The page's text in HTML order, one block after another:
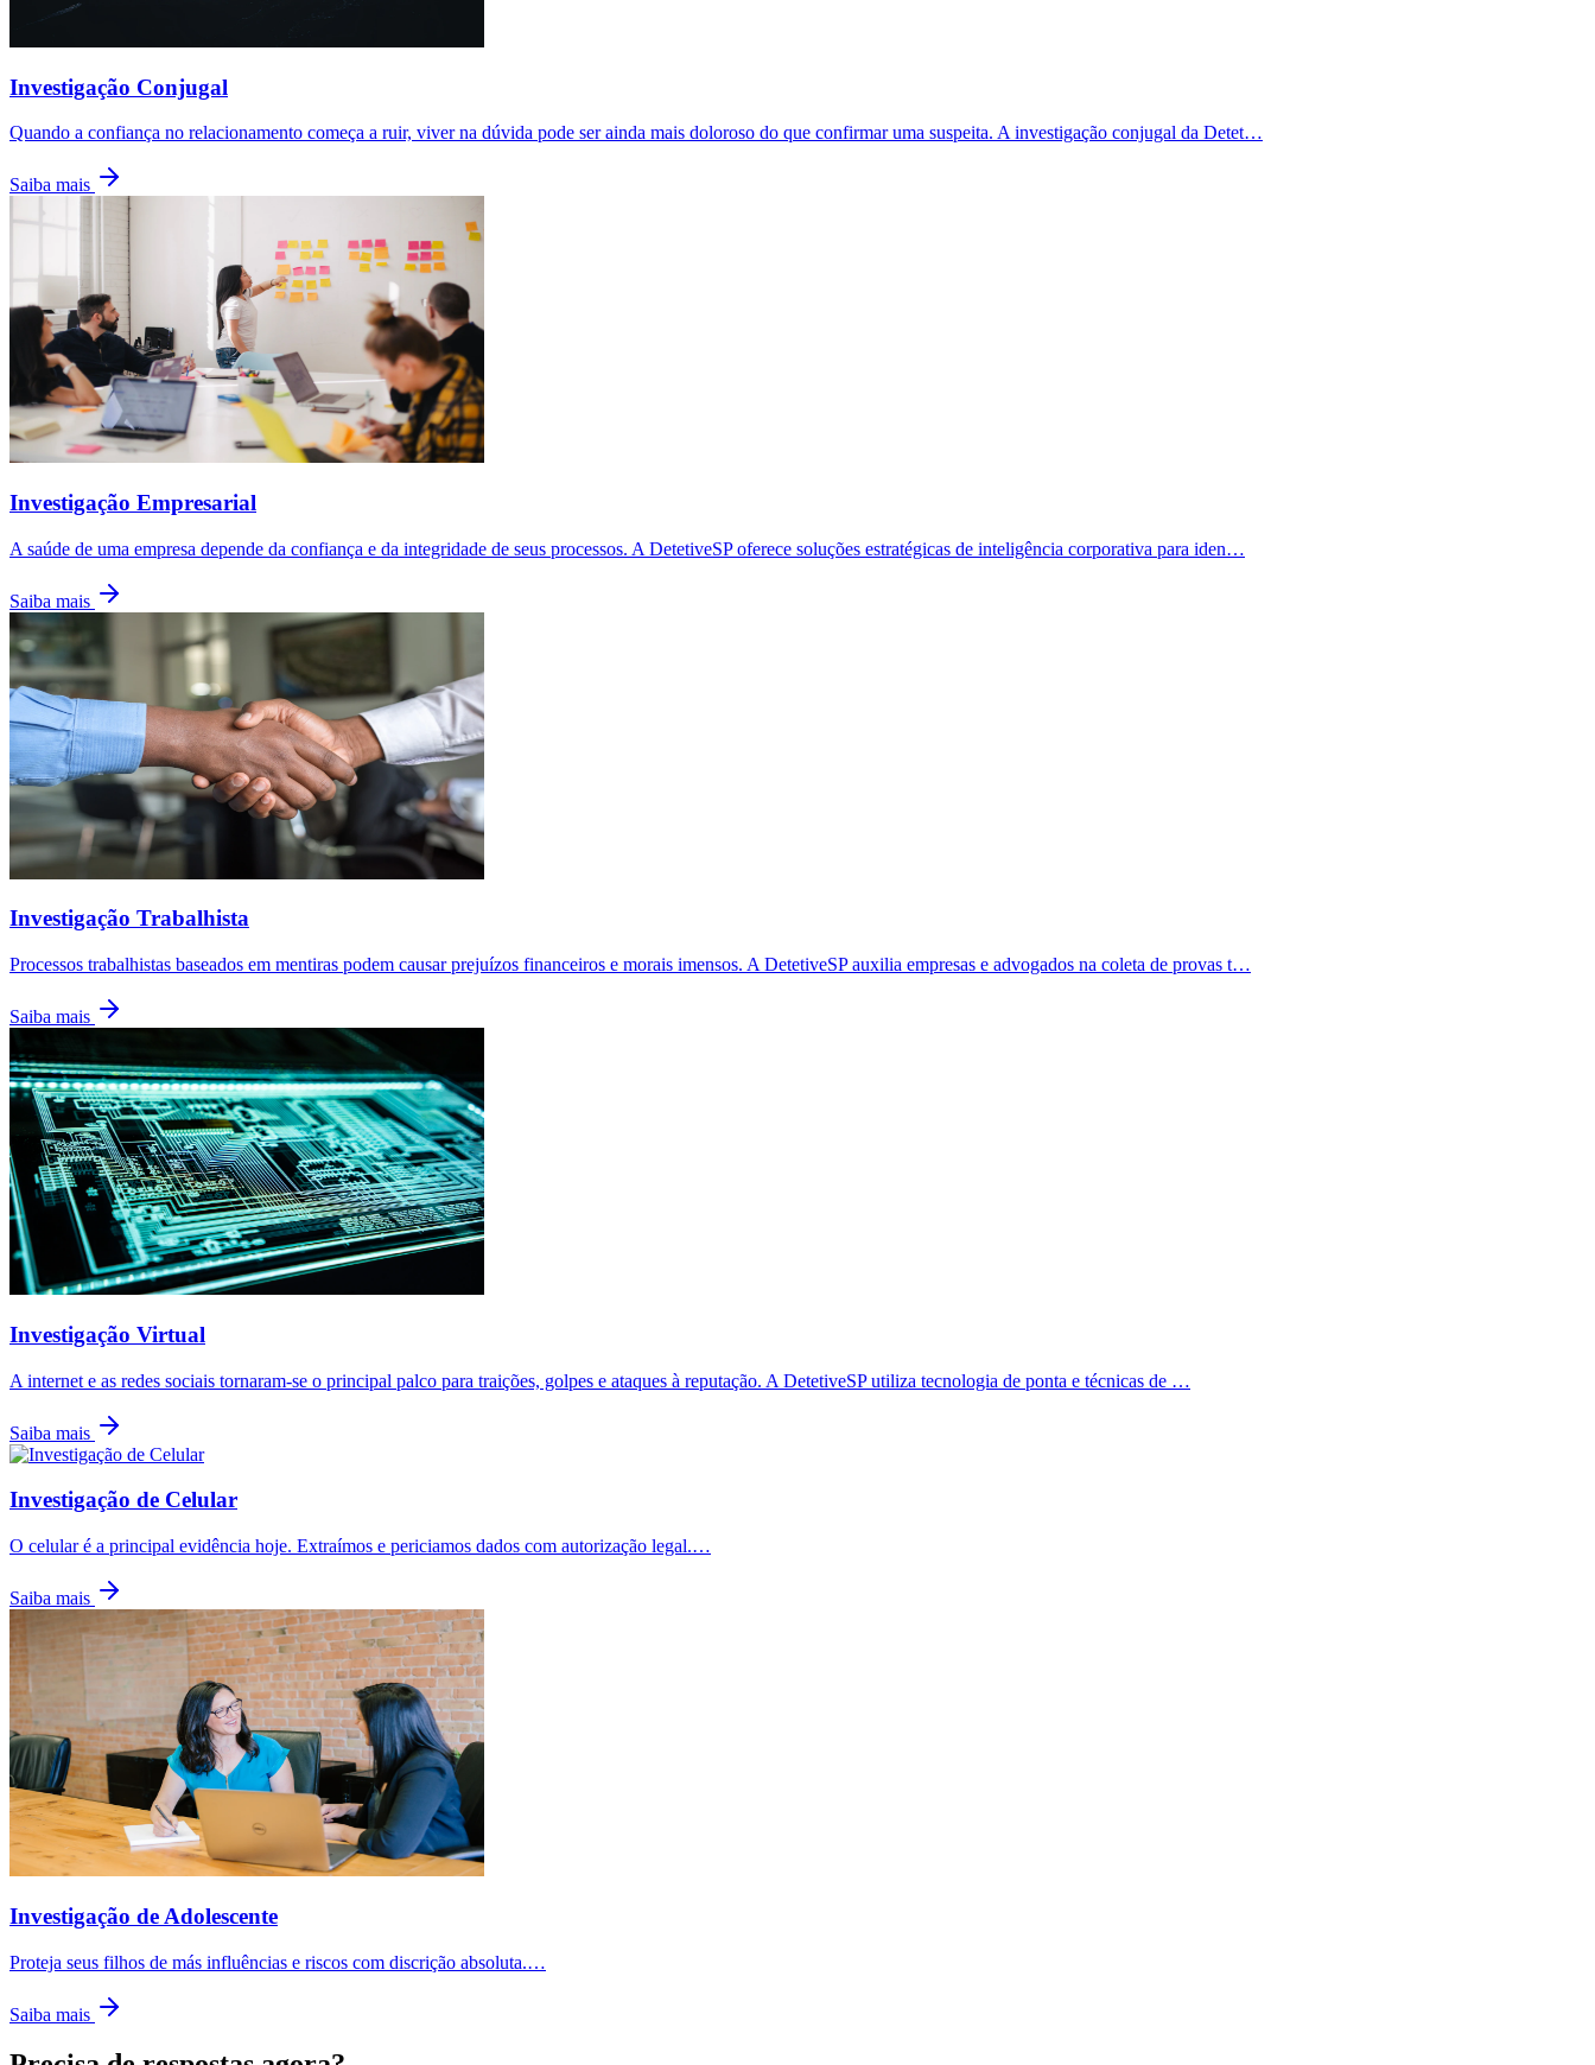
Investigação Conjugal
Quando a confiança no relacionamento começa a ruir, viver na dúvida pode ser ainda mais doloroso do que confirmar uma suspeita. A investigação conjugal da Detet…
Saiba mais
Investigação Empresarial
A saúde de uma empresa depende da confiança e da integridade de seus processos. A DetetiveSP oferece soluções estratégicas de inteligência corporativa para iden…
Saiba mais
Investigação Trabalhista
Processos trabalhistas baseados em mentiras podem causar prejuízos financeiros e morais imensos. A DetetiveSP auxilia empresas e advogados na coleta de provas t…
Saiba mais
Investigação Virtual
A internet e as redes sociais tornaram-se o principal palco para traições, golpes e ataques à reputação. A DetetiveSP utiliza tecnologia de ponta e técnicas de …
Saiba mais
Investigação de Celular
O celular é a principal evidência hoje. Extraímos e periciamos dados com autorização legal.…
Saiba mais
Investigação de Adolescente
Proteja seus filhos de más influências e riscos com discrição absoluta.…
Saiba mais